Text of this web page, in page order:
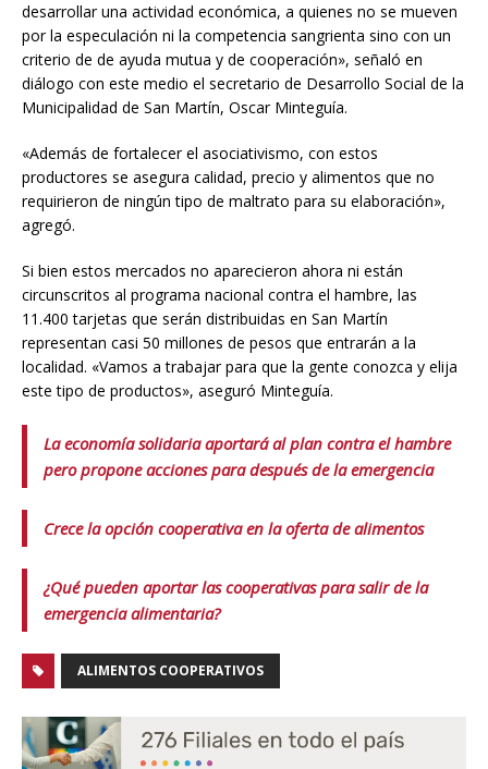
desarrollar una actividad económica, a quienes no se mueven
por la especulación ni la competencia sangrienta sino con un
criterio de de ayuda mutua y de cooperación», señaló en
diálogo con este medio el secretario de Desarrollo Social de la
Municipalidad de San Martín, Oscar Minteguía.
«Además de fortalecer el asociativismo, con estos
productores se asegura calidad, precio y alimentos que no
requirieron de ningún tipo de maltrato para su elaboración»,
agregó.
Si bien estos mercados no aparecieron ahora ni están
circunscritos al programa nacional contra el hambre, las
11.400 tarjetas que serán distribuidas en San Martín
representan casi 50 millones de pesos que entrarán a la
localidad. «Vamos a trabajar para que la gente conozca y elija
este tipo de productos», aseguró Minteguía.
La economía solidaria aportará al plan contra el hambre
pero propone acciones para después de la emergencia
Crece la opción cooperativa en la oferta de alimentos
¿Qué pueden aportar las cooperativas para salir de la
emergencia alimentaria?
ALIMENTOS COOPERATIVOS